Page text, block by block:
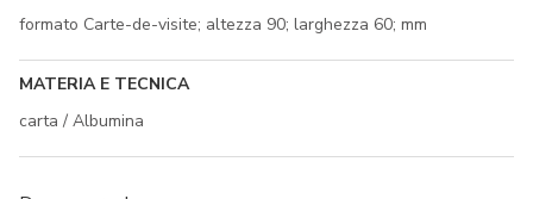
formato Carte-de-visite; altezza 90; larghezza 60; mm
MATERIA E TECNICA
carta / Albumina